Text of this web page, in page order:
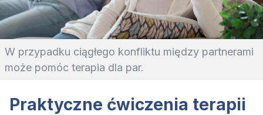
W przypadku ciągłego konfliktu między partnerami
może pomóc terapia dla par.
Praktyczne ćwiczenia terapii